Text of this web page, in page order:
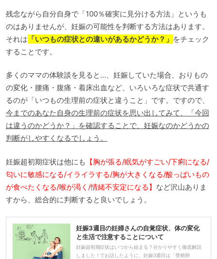
残念ながら自分自身で「100％確実に見分ける方法」というも
のはありませんが、妊娠の可能性を判断する方法はあります。
それは 「いつもの症状との違いがあるかどうか？」 をチェック
することです。
多くのママの体験談を見ると…、妊娠していた場合、おりもの
の変化・腰痛・腹痛・着床出血など、いろいろな症状で共通す
るのが「いつもの生理前の症状と違うこと」です。ですので、
今までのあなた自身の生理前の症状を思い出してみて、「今回
は違うのかどうか？」を確認することで、妊娠なのかどうかの
判断がしやすくなるでしょう。
妊娠超初期症状は他にも 【胸が張る/眠気がすごい/下痢になる/
匂いに敏感になる/イライラする/胸が大きくなる/酸っぱいもの
が食べたくなる/喉が渇く/情緒不安定になる】 など沢山ありま
すから、総合的に判断すると良いでしょう。
妊娠3週目の妊婦さんの自覚症状、体の変化
と生活で注意することについて
妊娠超初期症状はいつから始まる？分かりやすく徹底解説
しました！でお話したように、妊娠3週目は「受精卵